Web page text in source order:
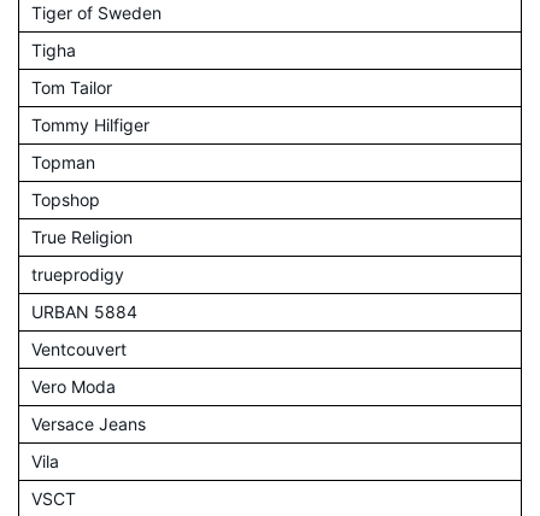
Tiger of Sweden
Tigha
Tom Tailor
Tommy Hilfiger
Topman
Topshop
True Religion
trueprodigy
URBAN 5884
Ventcouvert
Vero Moda
Versace Jeans
Vila
VSCT